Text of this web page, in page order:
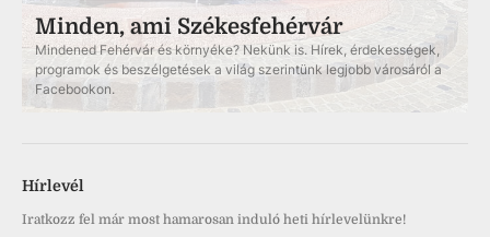
Minden, ami Székesfehérvár
Mindened Fehérvár és környéke? Nekünk is. Hírek, érdekességek,
programok és beszélgetések a világ szerintünk legjobb városáról a
Facebookon.
Hírlevél
Iratkozz fel már most hamarosan induló heti hírlevelünkre!